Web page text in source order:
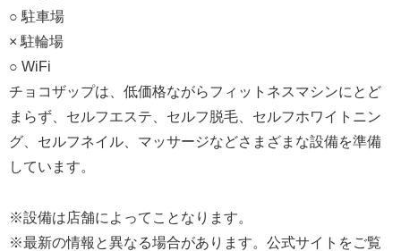
○ 駐車場
× 駐輪場
○ WiFi
チョコザップは、低価格ながらフィットネスマシンにとど
まらず、セルフエステ、セルフ脱毛、セルフホワイトニン
グ、セルフネイル、マッサージなどさまざまな設備を準備
しています。
※設備は店舗によってことなります。
※最新の情報と異なる場合があります。公式サイトをご覧